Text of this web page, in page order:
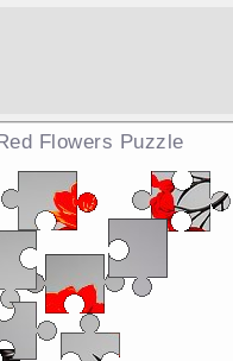
Flowers Puzzle